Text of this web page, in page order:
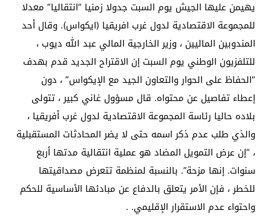
يهيمن عليها الجيش يوم السبت جدولا زمنيا “انتقاليا” معدلا
للمجموعة الاقتصادية لدول غرب افريقيا (ايكواس). وقال أحد
المندوبين الماليين ، وزير الخارجية المالي عبد الله ديوب ،
للتلفزيون الوطني يوم السبت إن الاقتراح الجديد قدم بهدف
“الحفاظ على الحوار والتعاون الجيد مع الإيكواس” ، دون
إعطاء تفاصيل عن محتواه. قال مسؤول غاني كبير ، تتولى
بلاده حاليا رئاسة المجموعة الاقتصادية لدول غرب أفريقيا ،
والذي طلب عدم ذكر اسمه حتى لا يضر المحادثات المستقبلية
، “إن عرض التمويل المضاد هو عملية انتقالية مدتها أربع
سنوات. إنها مزحة”. بالنسبة لمنظمة تتعرض مصداقيتها
للخطر ، فإن الأمر يتعلق بالدفاع عن مبادئها الأساسية للحكم
واحتواء عدم الاستقرار الإقليمي. .